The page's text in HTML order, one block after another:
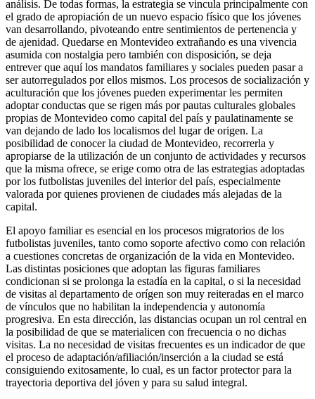
análisis. De todas formas, la estrategia se vincula principalmente con
el grado de apropiación de un nuevo espacio físico que los jóvenes
van desarrollando, pivoteando entre sentimientos de pertenencia y
de ajenidad. Quedarse en Montevideo extrañando es una vivencia
asumida con nostalgia pero también con disposición, se deja
entrever que aquí los mandatos familiares y sociales pueden pasar a
ser autorregulados por ellos mismos. Los procesos de socialización y
aculturación que los jóvenes pueden experimentar les permiten
adoptar conductas que se rigen más por pautas culturales globales
propias de Montevideo como capital del país y paulatinamente se
van dejando de lado los localismos del lugar de origen. La
posibilidad de conocer la ciudad de Montevideo, recorrerla y
apropiarse de la utilización de un conjunto de actividades y recursos
que la misma ofrece, se erige como otra de las estrategias adoptadas
por los futbolistas juveniles del interior del país, especialmente
valorada por quienes provienen de ciudades más alejadas de la
capital.
El apoyo familiar es esencial en los procesos migratorios de los
futbolistas juveniles, tanto como soporte afectivo como con relación
a cuestiones concretas de organización de la vida en Montevideo.
Las distintas posiciones que adoptan las figuras familiares
condicionan si se prolonga la estadía en la capital, o si la necesidad
de visitas al departamento de orígen son muy reiteradas en el marco
de vínculos que no habilitan la independencia y autonomía
progresiva. En esta dirección, las distancias ocupan un rol central en
la posibilidad de que se materialicen con frecuencia o no dichas
visitas. La no necesidad de visitas frecuentes es un indicador de que
el proceso de adaptación/afiliación/inserción a la ciudad se está
consiguiendo exitosamente, lo cual, es un factor protector para la
trayectoria deportiva del jóven y para su salud integral.